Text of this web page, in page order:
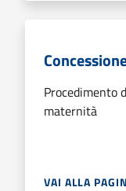
Procedimento
maternità
VAI ALLA